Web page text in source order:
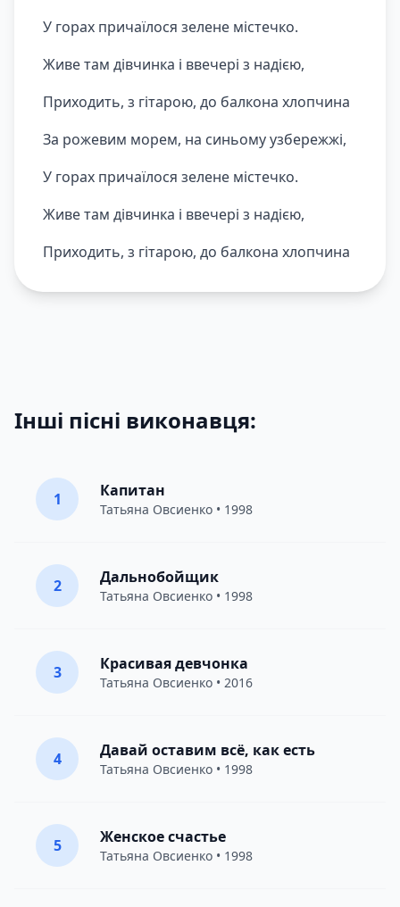
У горах причаїлося зелене містечко.
Живе там дівчинка і ввечері з надією,
Приходить, з гітарою, до балкона хлопчина
За рожевим морем, на синьому узбережжі,
У горах причаїлося зелене містечко.
Живе там дівчинка і ввечері з надією,
Приходить, з гітарою, до балкона хлопчина
Інші пісні виконавця:
1 Капитан
Татьяна Овсиенко • 1998
2 Дальнобойщик
Татьяна Овсиенко • 1998
3 Красивая девчонка
Татьяна Овсиенко • 2016
4 Давай оставим всё, как есть
Татьяна Овсиенко • 1998
5 Женское счастье
Татьяна Овсиенко • 1998